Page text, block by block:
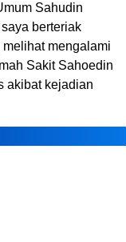
Sahudin
berteriak
mengalami
Sakit Sahoedin
akibat kejadian